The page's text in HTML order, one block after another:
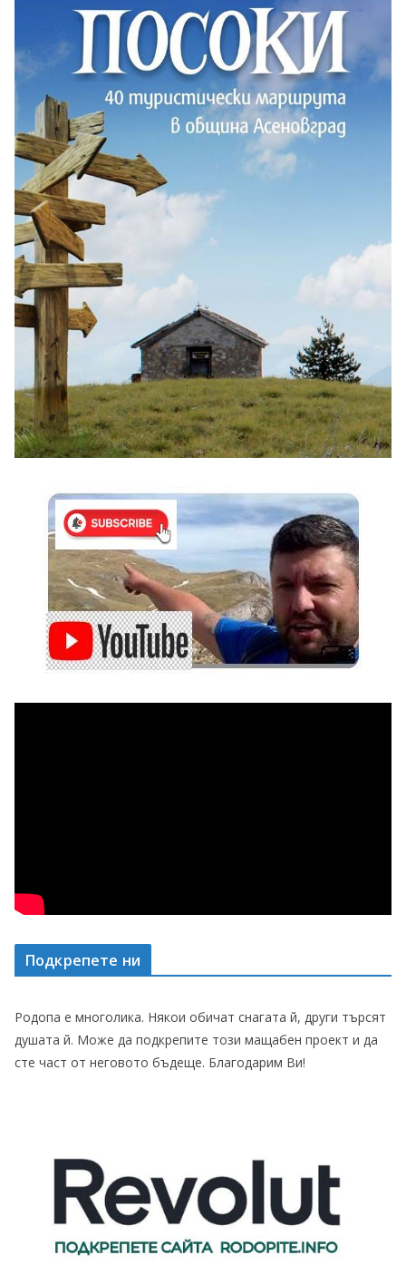
Подкрепете ни
Родопа е многолика. Някои обичат снагата й, други търсят
душата й. Може да подкрепите този мащабен проект и да
сте част от неговото бъдеще. Благодарим Ви!